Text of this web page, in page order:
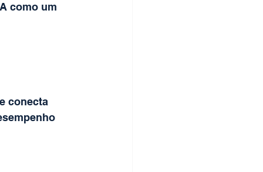
como um
conecta